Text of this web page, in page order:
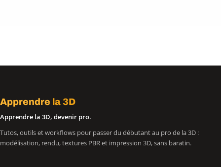
Apprendre la 3D
Apprendre la 3D, devenir pro.
Tutos, outils et workflows pour passer du débutant au pro de la 3D :
modélisation, rendu, textures PBR et impression 3D, sans baratin.